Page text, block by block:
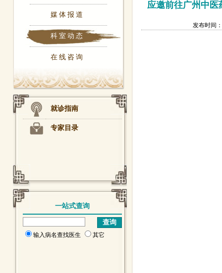
媒体报道
科室动态
在线咨询
就诊指南
专家目录
一站式查询
输入病名查找医生 其它
应邀前往广州中医
发布时间